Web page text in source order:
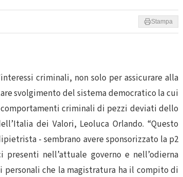
Stampa
criminali, non solo per assicurare alla
svolgimento del sistema democratico la cui
criminali di pezzi deviati dello
dei Valori, Leoluca Orlando. “Questo
- sembrano avere sponsorizzato la p2
nell’attuale governo e nell’odierna
personali che la magistratura ha il compito di